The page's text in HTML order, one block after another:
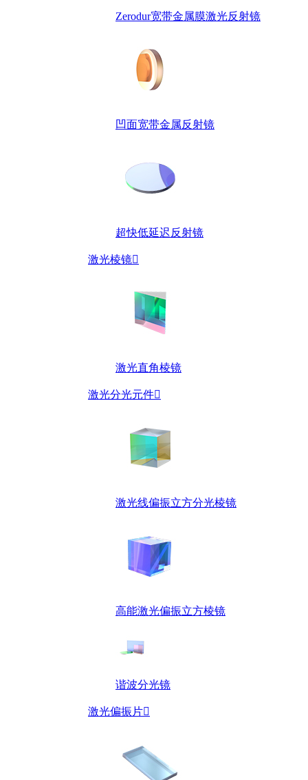
Zerodur宽带金属膜激光反射镜
凹面宽带金属反射镜
超快低延迟反射镜
激光棱镜
激光直角棱镜
激光分光元件
激光线偏振立方分光棱镜
高能激光偏振立方棱镜
谐波分光镜
激光偏振片